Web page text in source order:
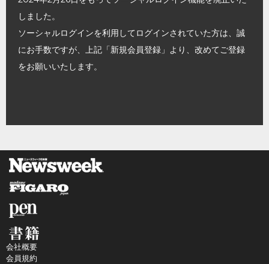
しました。
ソーシャルログインを利用してログインされていた方は、誠
にお手数ですが、上記「新規会員登録」より、改めてご登録
をお願いいたします。
会社概要
会員規約